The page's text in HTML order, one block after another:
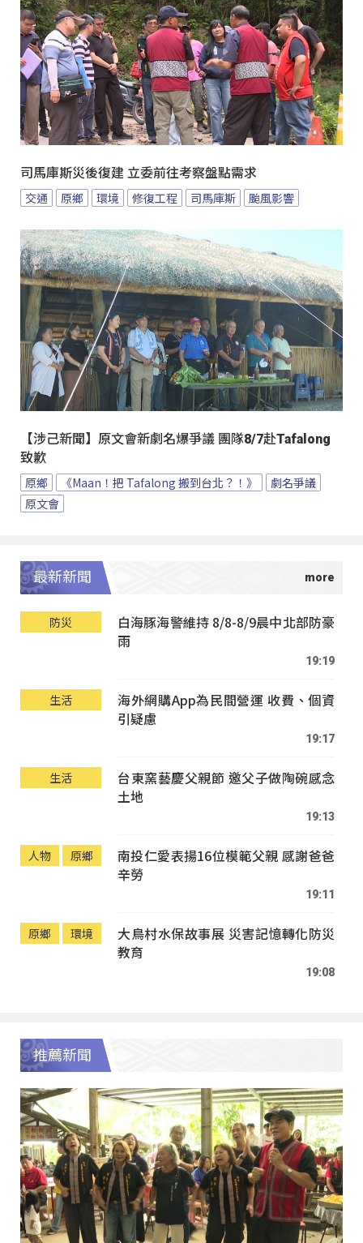
司馬庫斯災後復建 立委前往考察盤點需求
交通 原鄉 環境 修復工程 司馬庫斯 颱風影響
【涉己新聞】原文會新劇名爆爭議 團隊8/7赴Tafalong
致歉
原鄉 《Maan！把 Tafalong 搬到台北？！》
劇名爭議
原文會
最新新聞
防災
白海豚海警維持 8/8-8/9晨中北部防豪
雨
19:19
生活
海外網購App為民間營運 收費、個資
引疑慮
19:17
生活
台東窯藝慶父親節 邀父子做陶碗感念
土地
19:13
人物 原鄉
南投仁愛表揚16位模範父親 感謝爸爸
辛勞
19:11
原鄉 環境
大鳥村水保故事展 災害記憶轉化防災
教育
19:08
推薦新聞